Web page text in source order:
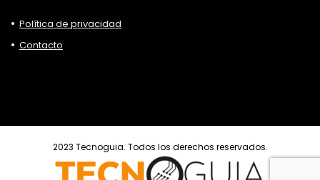
Política de privacidad
Contacto
2023 Tecnoguia. Todos los derechos reservados.